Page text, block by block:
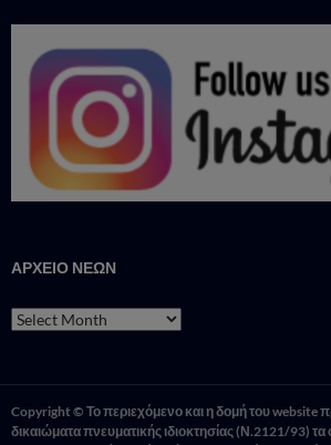
ΑΡΧΕΙΟ ΝΕΩΝ
ΑΡΧΕΙΟ
ΝΕΩΝ
Copyright © Το περιεχόμενο και η δομή του website
δικαιώματα πνευματικής ιδιοκτησίας (Ν.2121/93)